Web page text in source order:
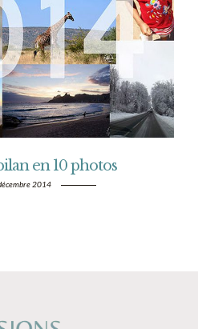
en 10 photos
2014